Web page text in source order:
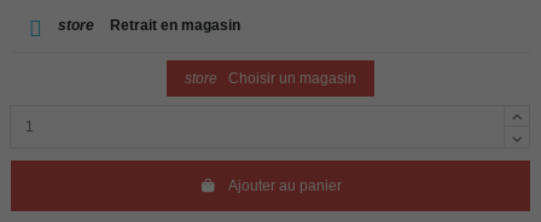
store Retrait en magasin
store Choisir un magasin
Ajouter au panier